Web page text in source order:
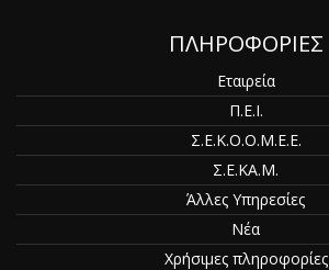
ΠΛΗΡΟΦΟΡΙΕΣ
Εταιρεία
Π.Ε.Ι.
Σ.Ε.Κ.Ο.Ο.Μ.Ε.Ε.
Σ.Ε.ΚΑ.Μ.
Άλλες Υπηρεσίες
Νέα
Χρήσιμες πληροφορίες